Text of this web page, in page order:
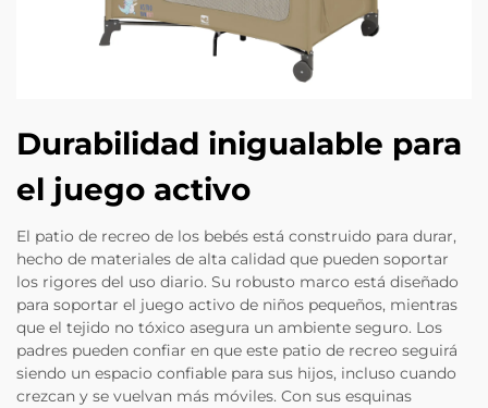
Durabilidad inigualable para
el juego activo
El patio de recreo de los bebés está construido para durar,
hecho de materiales de alta calidad que pueden soportar
los rigores del uso diario. Su robusto marco está diseñado
para soportar el juego activo de niños pequeños, mientras
que el tejido no tóxico asegura un ambiente seguro. Los
padres pueden confiar en que este patio de recreo seguirá
siendo un espacio confiable para sus hijos, incluso cuando
crezcan y se vuelvan más móviles. Con sus esquinas